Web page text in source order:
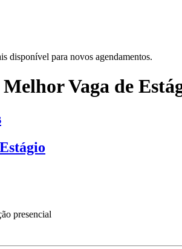
disponível para novos agendamentos.
Vaga de
presencial